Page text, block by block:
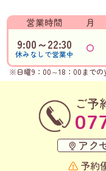
営業時間 月
9:00～22:30
休みなしで営業中
※日曜9：00～18：00までの
ご予
アク
予約